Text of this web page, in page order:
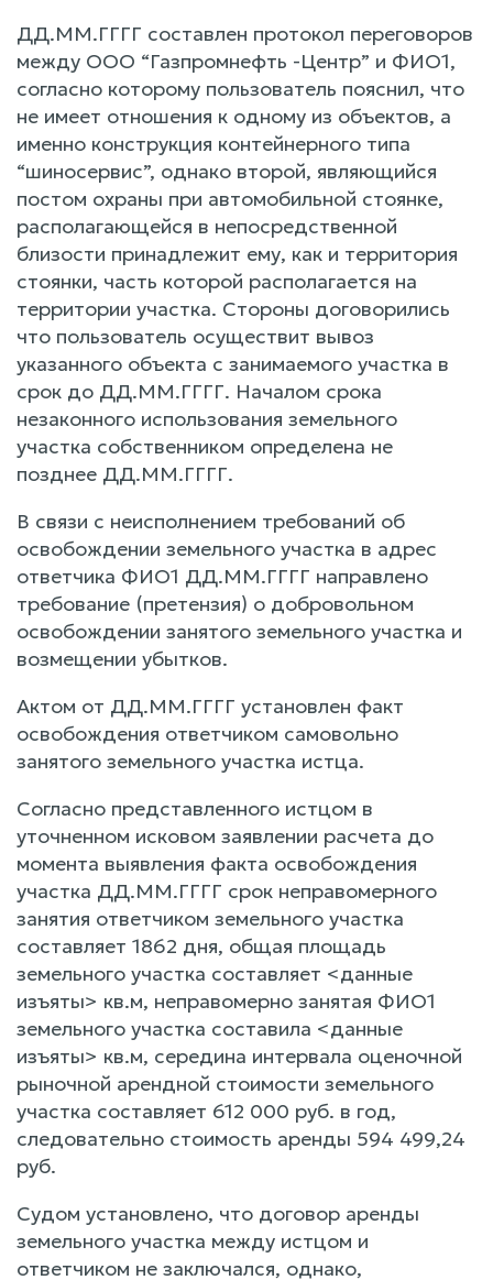
ДД.ММ.ГГГГ составлен протокол переговоров
между ООО “Газпромнефть -Центр” и ФИО1,
согласно которому пользователь пояснил, что
не имеет отношения к одному из объектов, а
именно конструкция контейнерного типа
“шиносервис”, однако второй, являющийся
постом охраны при автомобильной стоянке,
располагающейся в непосредственной
близости принадлежит ему, как и территория
стоянки, часть которой располагается на
территории участка. Стороны договорились
что пользователь осуществит вывоз
указанного объекта с занимаемого участка в
срок до ДД.ММ.ГГГГ. Началом срока
незаконного использования земельного
участка собственником определена не
позднее ДД.ММ.ГГГГ.
В связи с неисполнением требований об
освобождении земельного участка в адрес
ответчика ФИО1 ДД.ММ.ГГГГ направлено
требование (претензия) о добровольном
освобождении занятого земельного участка и
возмещении убытков.
Актом от ДД.ММ.ГГГГ установлен факт
освобождения ответчиком самовольно
занятого земельного участка истца.
Согласно представленного истцом в
уточненном исковом заявлении расчета до
момента выявления факта освобождения
участка ДД.ММ.ГГГГ срок неправомерного
занятия ответчиком земельного участка
составляет 1862 дня, общая площадь
земельного участка составляет <данные
изъяты> кв.м, неправомерно занятая ФИО1
земельного участка составила <данные
изъяты> кв.м, середина интервала оценочной
рыночной арендной стоимости земельного
участка составляет 612 000 руб. в год,
следовательно стоимость аренды 594 499,24
руб.
Судом установлено, что договор аренды
земельного участка между истцом и
ответчиком не заключался, однако,